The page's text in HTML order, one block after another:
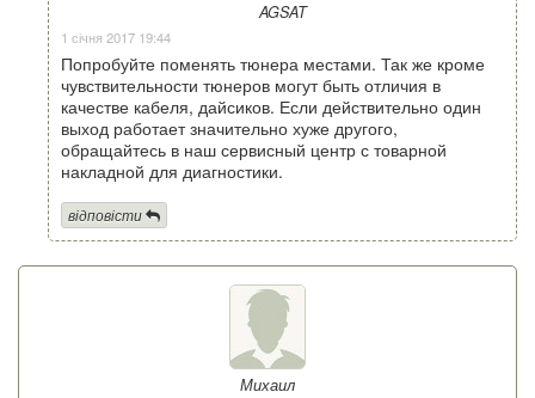
AGSAT
1 січня 2017 19:44
Попробуйте поменять тюнера местами. Так же кроме
чувствительности тюнеров могут быть отличия в
качестве кабеля, дайсиков. Если действительно один
выход работает значительно хуже другого,
обращайтесь в наш сервисный центр с товарной
накладной для диагностики.
відповісти
Михаил